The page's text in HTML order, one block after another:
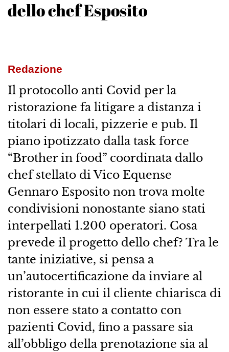
dello chef Esposito
Redazione
Il protocollo anti Covid per la
ristorazione fa litigare a distanza i
titolari di locali, pizzerie e pub. Il
piano ipotizzato dalla task force
“Brother in food” coordinata dallo
chef stellato di Vico Equense
Gennaro Esposito non trova molte
condivisioni nonostante siano stati
interpellati 1.200 operatori. Cosa
prevede il progetto dello chef? Tra le
tante iniziative, si pensa a
un’autocertificazione da inviare al
ristorante in cui il cliente chiarisca di
non essere stato a contatto con
pazienti Covid, fino a passare sia
all’obbligo della prenotazione sia al